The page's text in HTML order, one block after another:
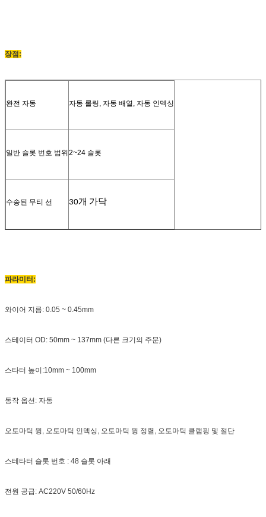
장점:
완전 자동 자동 롤링, 자동 배열, 자동 인덱싱
일반 슬롯 번호 범위2~24 슬롯
수송된 무티 선 30개 가닥
파라미터:
와이어 지름: 0.05 ~ 0.45mm
스테이터 OD: 50mm ~ 137mm (다른 크기의 주문)
스타터 높이:10mm ~ 100mm
동작 옵션: 자동
오토마틱 윙, 오토마틱 인덱싱, 오토마틱 윙 정렬, 오토마틱 클램핑 및 절단
스테타터 슬롯 번호 : 48 슬롯 아래
전원 공급: AC220V 50/60Hz